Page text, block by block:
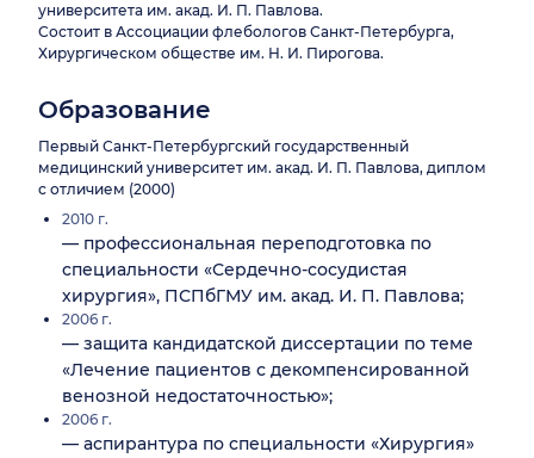
университета им. акад. И. П. Павлова.
Состоит в Ассоциации флебологов Санкт-Петербурга,
Хирургическом обществе им. Н. И. Пирогова.
Образование
Первый Санкт-Петербургский государственный
медицинский университет им. акад. И. П. Павлова, диплом
с отличием (2000)
2010 г.
— профессиональная переподготовка по
специальности «Сердечно-сосудистая
хирургия», ПСПбГМУ им. акад. И. П. Павлова;
2006 г.
— защита кандидатской диссертации по теме
«Лечение пациентов с декомпенсированной
венозной недостаточностью»;
2006 г.
— аспирантура по специальности «Хирургия»